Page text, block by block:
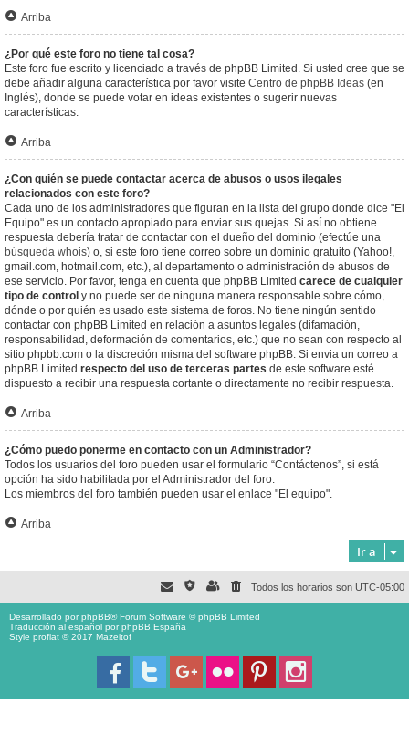
Arriba
¿Por qué este foro no tiene tal cosa?
Este foro fue escrito y licenciado a través de phpBB Limited. Si usted cree que se
debe añadir alguna característica por favor visite Centro de phpBB Ideas (en
Inglés), donde se puede votar en ideas existentes o sugerir nuevas
características.
Arriba
¿Con quién se puede contactar acerca de abusos o usos ilegales
relacionados con este foro?
Cada uno de los administradores que figuran en la lista del grupo donde dice "El
Equipo" es un contacto apropiado para enviar sus quejas. Si así no obtiene
respuesta debería tratar de contactar con el dueño del dominio (efectúe una
búsqueda whois) o, si este foro tiene correo sobre un dominio gratuito (Yahoo!,
gmail.com, hotmail.com, etc.), al departamento o administración de abusos de
ese servicio. Por favor, tenga en cuenta que phpBB Limited carece de cualquier
tipo de control y no puede ser de ninguna manera responsable sobre cómo,
dónde o por quién es usado este sistema de foros. No tiene ningún sentido
contactar con phpBB Limited en relación a asuntos legales (difamación,
responsabilidad, deformación de comentarios, etc.) que no sean con respecto al
sitio phpbb.com o la discreción misma del software phpBB. Si envia un correo a
phpBB Limited respecto del uso de terceras partes de este software esté
dispuesto a recibir una respuesta cortante o directamente no recibir respuesta.
Arriba
¿Cómo puedo ponerme en contacto con un Administrador?
Todos los usuarios del foro pueden usar el formulario “Contáctenos”, si está
opción ha sido habilitada por el Administrador del foro.
Los miembros del foro también pueden usar el enlace "El equipo".
Arriba
Ir a
Todos los horarios son UTC-05:00
Desarrollado porphpBB® Forum Software © phpBB Limited
Traducción al español porphpBB España
Style proflat © 2017 Mazeltof